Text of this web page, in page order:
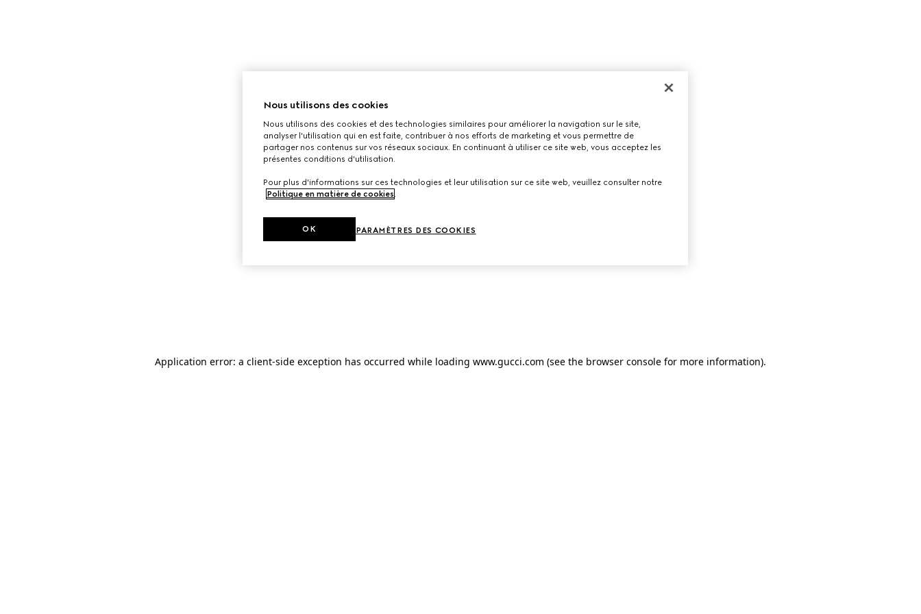
Application error: a client-side exception has occurred while loading www.gucci.com (see the browser console for more information).
Nous utilisons des cookies
Nous utilisons des cookies et des technologies similaires pour améliorer la navigation sur le site,
analyser l'utilisation qui en est faite, contribuer à nos efforts de marketing et vous permettre de
partager nos contenus sur vos réseaux sociaux. En continuant à utiliser ce site web, vous acceptez les
présentes conditions d'utilisation.
Pour plus d'informations sur ces technologies et leur utilisation sur ce site web, veuillez consulter notre
Politique en matière de cookies.
PARAMÈTRES DES COOKIES
OK